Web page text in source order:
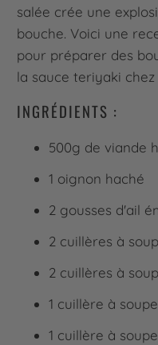
salée crée une
bouche. Voici une
pour préparer des
la sauce teriyaki chez
INGRÉDIENTS :
500g de viande
1 oignon haché
2 gousses d'ail
2 cuillères à
2 cuillères à
1 cuillère à
1 cuillère à